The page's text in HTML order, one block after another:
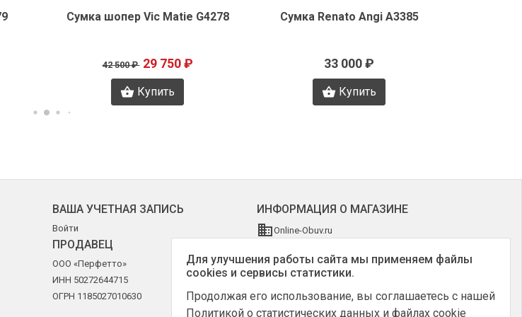
Сумка шопер Vic Matie G4278
42 500 ₽ 29 750 ₽
Купить
Сумка Renato Angi A3385
33 000 ₽
Купить
ВАША УЧЕТНАЯ ЗАПИСЬ
Войти
ПРОДАВЕЦ
ООО «Перфетто»
ИНН 50272644715
ОГРН 1185027010630
ИНФОРМАЦИЯ О МАГАЗИНЕ
Online-Obuv.ru
+7 (903) 795-64-14
Для улучшения работы сайта мы применяем файлы
cookies и сервисы статистики.
Продолжая его использование, вы соглашаетесь с нашей
Политикой о статистических данных и файлах cookie